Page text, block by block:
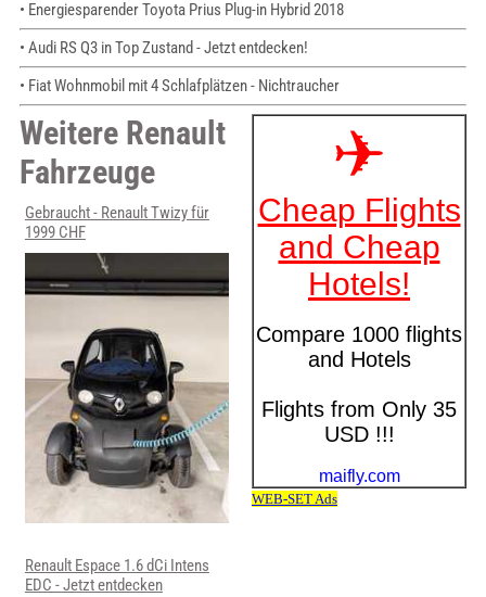
• Energiesparender Toyota Prius Plug-in Hybrid 2018
• Audi RS Q3 in Top Zustand - Jetzt entdecken!
• Fiat Wohnmobil mit 4 Schlafplätzen - Nichtraucher
Weitere Renault
Fahrzeuge
Gebraucht - Renault Twizy für
1999 CHF
Renault Espace 1.6 dCi Intens
EDC - Jetzt entdecken